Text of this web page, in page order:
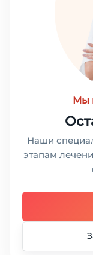
Мы
Наши
этапам